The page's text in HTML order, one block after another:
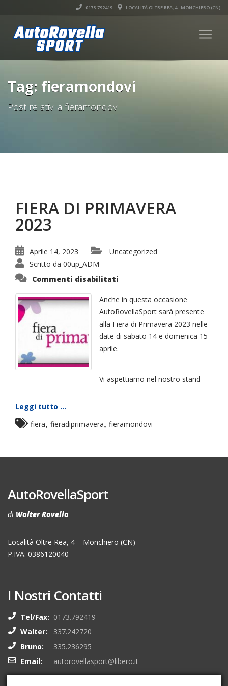
0173.792419 LOCALITÀ OLTRE REA, 4 - MONCHIERO (CN)
Tag: fieramondovi
Post relativi a fieramondovi
FIERA DI PRIMAVERA
2023
Aprile 14, 2023
Uncategorized
Scritto da 00up_ADM
Commenti disabilitati
PRIMAVERA
2023
Anche in questa occasione
AutoRovellaSport sarà presente
alla Fiera di Primavera 2023 nelle
date di sabato 14 e domenica 15
aprile.
Vi aspettiamo nel nostro stand
Leggi tutto ...
fiera fieradiprimavera fieramondovi
AutoRovellaSport
di Walter Rovella
Località Oltre Rea, 4 – Monchiero (CN)
P.IVA: 0386120040
I Nostri Contatti
Tel/Fax: 0173.792419
Walter:
337.242720
Bruno:
335.236295
Email:
autorovellasport@libero.it